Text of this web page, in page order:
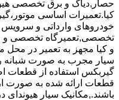
حصار,دیاگ و برق تخصصی
کیا.تعمیرات اساسی
خودروهای وارداتی و
تخصصی,تعمیرگاه تخصصی و
و کیا مجهز به تعمیر در
سیار مجرب به صورت شبانه
گیربکس استفاده از قطعات
قطعات ارائه شده به صورت
باشند.,مکانیک سیار